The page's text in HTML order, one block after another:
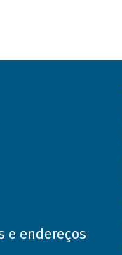
e endereços